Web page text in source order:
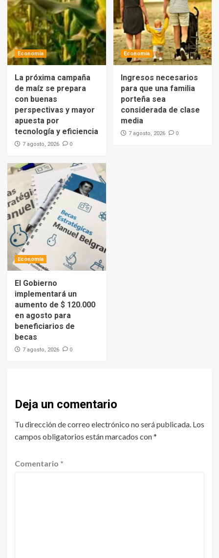
Economía
La próxima campaña
de maíz se prepara
con buenas
perspectivas y mayor
apuesta por
tecnología y eficiencia
7 agosto, 2026 0
Economía
Ingresos necesarios
para que una familia
porteña sea
considerada de clase
media
7 agosto, 2026 0
Economía
El Gobierno
implementará un
aumento de $ 120.000
en agosto para
beneficiarios de
becas
7 agosto, 2026 0
Deja un comentario
Tu dirección de correo electrónico no será publicada. Los
campos obligatorios están marcados con*
Comentario *